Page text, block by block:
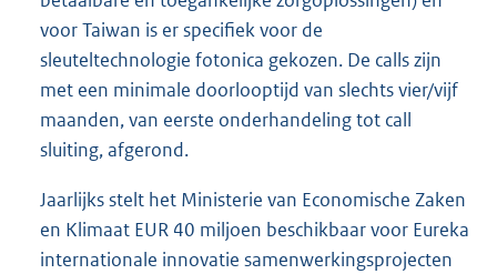
voor Taiwan is er specifiek voor de
sleuteltechnologie fotonica gekozen. De calls zijn
met een minimale doorlooptijd van slechts vier/vijf
maanden, van eerste onderhandeling tot call
sluiting, afgerond.
Jaarlijks stelt het Ministerie van Economische Zaken
en Klimaat EUR 40 miljoen beschikbaar voor Eureka
internationale innovatie samenwerkingsprojecten